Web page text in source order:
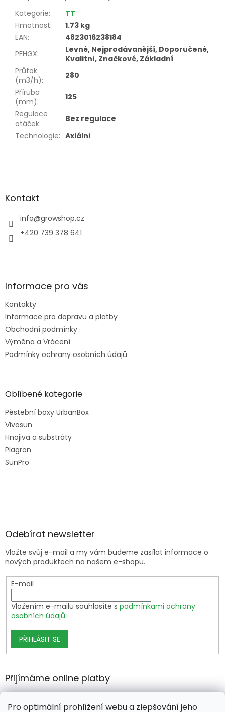
Pro optimální prohlížení webu a zlepšování jeho
Kategorie:
TT
Hmotnost:
1.73 kg
EAN:
4823016238184
PFHGX:
Levné, Nejprodávanější, Doporučené,
Kvalitní, Značkové, Základní
Průtok
(m3/h):
280
Příruba
(mm):
125
Regulace
otáček:
Bez regulace
Technologie: Axiální
Z
aKontakt
info@growshop.cz
+420 739 378 641
Informace pro vás
Kontakty
Informace pro dopravu a platby
Obchodní podmínky
Výměna a Vrácení
Podmínky ochrany osobních údajů
Oblíbené kategorie
Pěstební boxy UrbanBox
Vivosun
Hnojiva a substráty
Plagron
SunPro
Odebírat newsletter
Vložte svůj e-mail a my vám budeme zasílat informace o
nových produktech na našem e-shopu.
E-mail
Vložením e-mailu souhlasíte s podmínkami ochrany
osobních údajů
PŘIHLÁSIT SE
Přijímáme online platby